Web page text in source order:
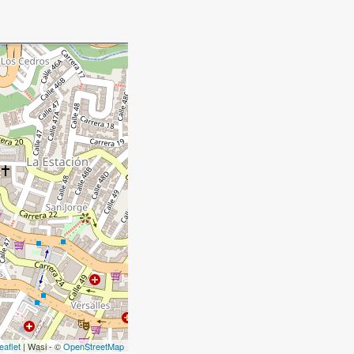
| Wasi - ©OpenStreetMap